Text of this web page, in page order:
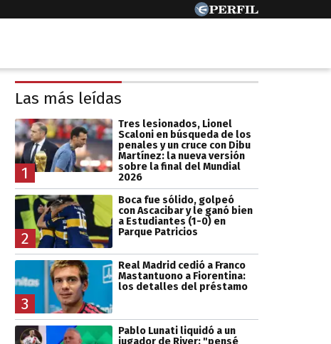
Las más leídas
1
Tres lesionados, Lionel
Scaloni en búsqueda de los
penales y un cruce con Dibu
Martínez: la nueva versión
sobre la final del Mundial
2026
2
Boca fue sólido, golpeó
con Ascacibar y le ganó bien
a Estudiantes (1-0) en
Parque Patricios
3
Real Madrid cedió a Franco
Mastantuono a Fiorentina:
los detalles del préstamo
Pablo Lunati liquidó a un
jugador de River: "pensé